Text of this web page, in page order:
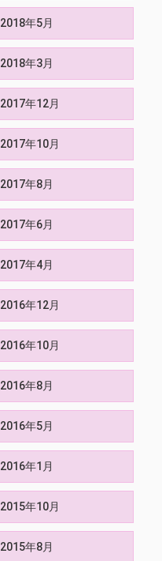
2018年5月
2018年3月
2017年12月
2017年10月
2017年8月
2017年6月
2017年4月
2016年12月
2016年10月
2016年8月
2016年5月
2016年1月
2015年10月
2015年8月